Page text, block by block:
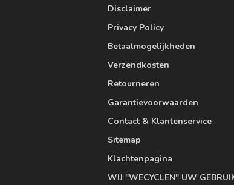
Disclaimer
Privacy Policy
Betaalmogelijkheden
Verzendkosten
Retourneren
Garantievoorwaarden
Contact & Klantenservice
Sitemap
Klachtenpagina
WIJ "WECYCLEN" UW